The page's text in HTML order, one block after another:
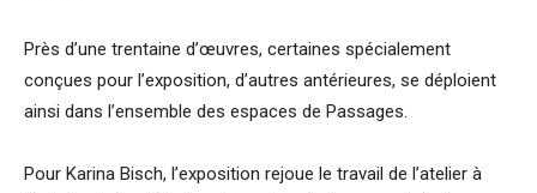
Près d’une trentaine d’œuvres, certaines spécialement
conçues pour l’exposition, d’autres antérieures, se déploient
ainsi dans l’ensemble des espaces de Passages.
Pour Karina Bisch, l’exposition rejoue le travail de l’atelier à